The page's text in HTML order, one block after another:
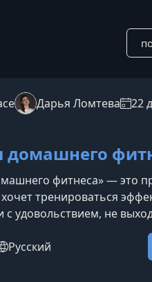
Дарья Ломтева
22
домашнего
фитнеса» — это
хочет тренироваться
с удовольствием, не
новичкам и тем, кто
постепенно укрепите
и почувствуете
Русский